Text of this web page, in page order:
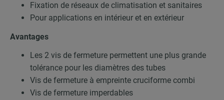
Fixation de réseaux de climatisation et sanitaires
Pour applications en intérieur et en extérieur
Avantages
Les 2 vis de fermeture permettent une plus grande
tolérance pour les diamètres des tubes
Vis de fermeture à empreinte cruciforme combi
Vis de fermeture imperdables